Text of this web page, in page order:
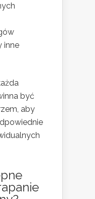
inne
być
aby